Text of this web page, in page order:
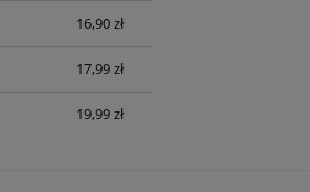
16,90 zł
17,99 zł
19,99 zł